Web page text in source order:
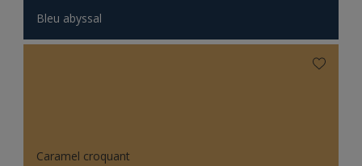
Bleu abyssal
Caramel croquant